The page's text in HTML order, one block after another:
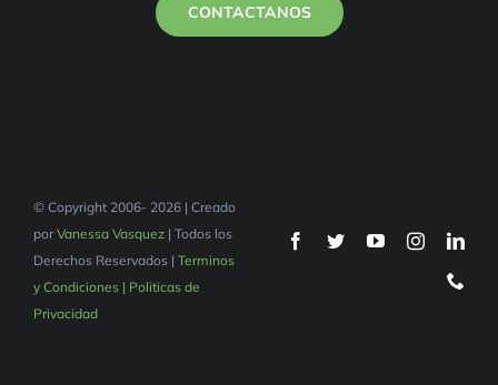
CONTACTANOS
© Copyright 2006- 2026 | Creado
porVanessa Vasquez| Todos los
Derechos Reservados | Terminos
y Condiciones | Politicas de
Privacidad